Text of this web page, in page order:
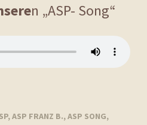
n „ASP- Song“
,ASP FRANZ B.,ASP SONG,